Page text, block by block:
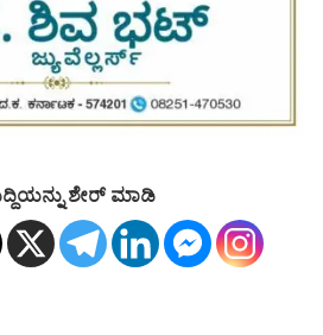
ಶೇರ್ ಮಾಡಿ